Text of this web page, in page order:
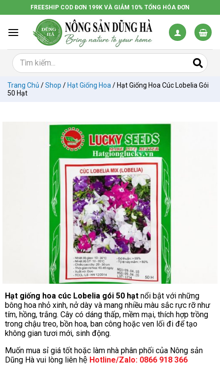
đến
dung
FREESHIP COD ĐƠN 199K VÀ GIẢM 10% TỔNG HÓA ĐƠN
Trang Chủ /Shop / Hạt Giống Hoa / Hạt Giống Hoa Cúc Lobelia Gói
50 Hạt
Hạt giống hoa cúc Lobelia gói 50 hạt nổi bật với những
bông hoa nhỏ xinh, nở dày và mang nhiều màu sắc rực rỡ như
tím, hồng, trắng. Cây có dáng thấp, mềm mại, thích hợp trồng
trong chậu treo, bồn hoa, ban công hoặc ven lối đi để tạo
không gian tươi mới, sinh động.
Muốn mua sỉ giá tốt hoặc làm nhà phân phối của Nông sản
Dũng Hà vui lòng liên hệ Hotline/Zalo: 0866 918 366